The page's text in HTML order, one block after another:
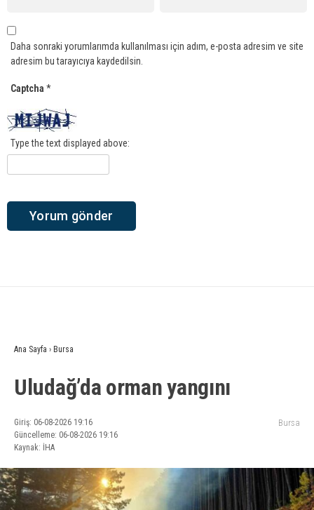
Daha sonraki yorumlarımda kullanılması için adım, e-posta adresim ve site
adresim bu tarayıcıya kaydedilsin.
Captcha *
Type the text displayed above:
Ana Sayfa › Bursa
Uludağ’da orman yangını
Giriş: 06-08-2026 19:16
Güncelleme: 06-08-2026 19:16
Kaynak: İHA
Bursa